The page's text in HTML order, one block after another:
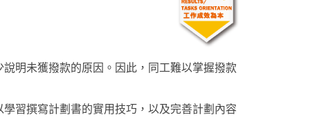
明未獲撥款的原因。因此，同工難以掌握撥款
習撰寫計劃書的實用技巧，以及完善計劃內容